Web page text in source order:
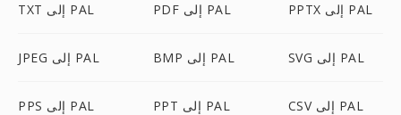
TXT إلى PAL PDF إلى PAL PPTX إلى PAL
JPEG إلى PAL BMP إلى PAL SVG إلى PAL
PPS إلى PAL PPT إلى PAL CSV إلى PAL